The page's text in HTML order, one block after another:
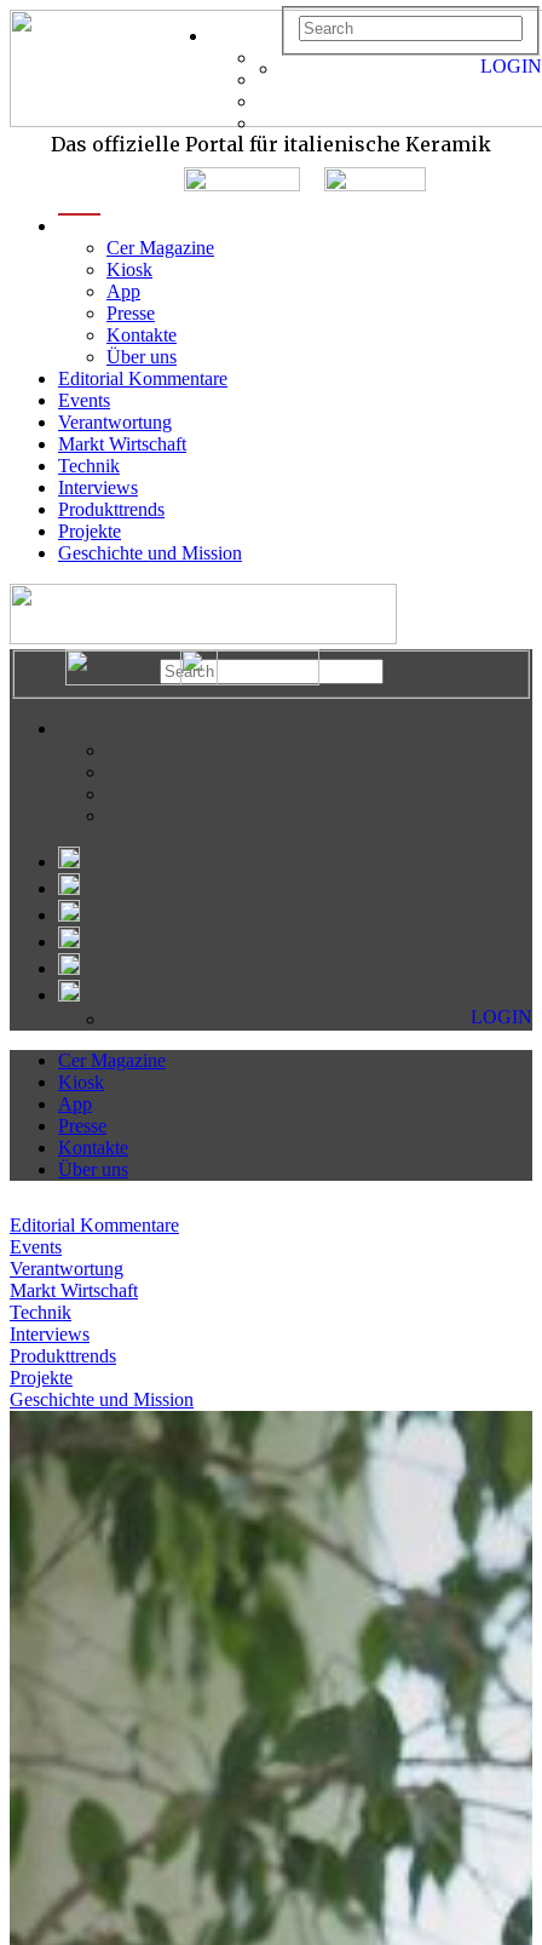
Das offizielle Portal für italienische Keramik
Cer Magazine
Kiosk
App
Presse
Kontakte
Über uns
Editorial Kommentare
Events
Verantwortung
Markt Wirtschaft
Technik
Interviews
Produkttrends
Projekte
Geschichte und Mission
LOGIN
LOGIN
Cer Magazine
Kiosk
App
Presse
Kontakte
Über uns
Editorial Kommentare
Events
Verantwortung
Markt Wirtschaft
Technik
Interviews
Produkttrends
Projekte
Geschichte und Mission